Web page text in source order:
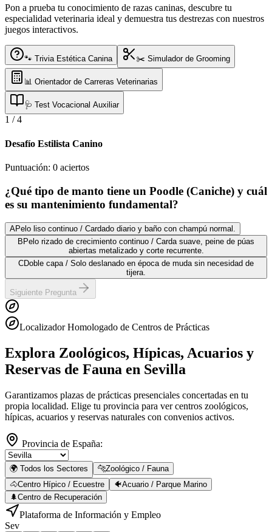
Pon a prueba tu conocimiento de razas caninas, descubre tu
especialidad veterinaria ideal y demuestra tus destrezas con nuestros
juegos interactivos.
🐾 Trivia Estética Canina ✂️ Simulador de Grooming
📊 Orientador de Carreras Veterinarias
🩺 Test Vocacional Auxiliar
1 /4
Desafío Estilista Canino
Puntuación: 0 aciertos
¿Qué tipo de manto tiene un Poodle (Caniche) y cuál
es su mantenimiento fundamental?
APelo liso continuo / Cardado diario y baño con champú normal.
B Pelo rizado de crecimiento continuo / Carda suave, peine de púas
abiertas metalizado y corte recurrente.
CDoble capa / Solo deslanado en época de muda sin necesidad de
tijera.
Siguiente Pregunta
Localizador Homologado de Centros de Prácticas
Explora Zoológicos, Hípicas, Acuarios y
Reservas de Fauna en Sevilla
Garantizamos plazas de prácticas presenciales concertadas en tu
propia localidad. Elige tu provincia para ver centros zoológicos,
hípicas, acuarios y reservas naturales con convenios activos.
Provincia de España:
🌍 Todos los Sectores 🐆Zoológico / Fauna
🐴Centro Hípico / Ecuestre 🐠Acuario / Parque Marino
🌲Centro de Recuperación
Plataforma de Información y Empleo
Sev